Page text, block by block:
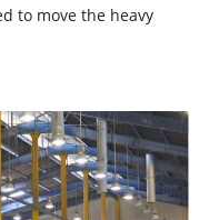
to move the heavy